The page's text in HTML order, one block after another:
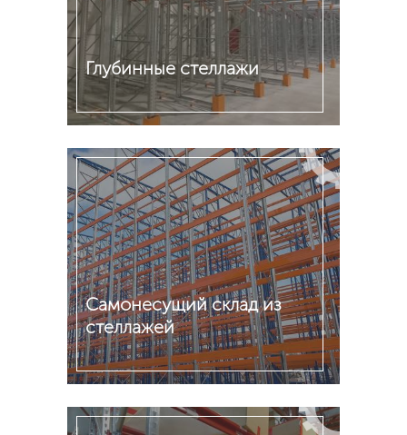
Глубинные стеллажи
Подробнее
Самонесущий склад из
стеллажей
Подробнее